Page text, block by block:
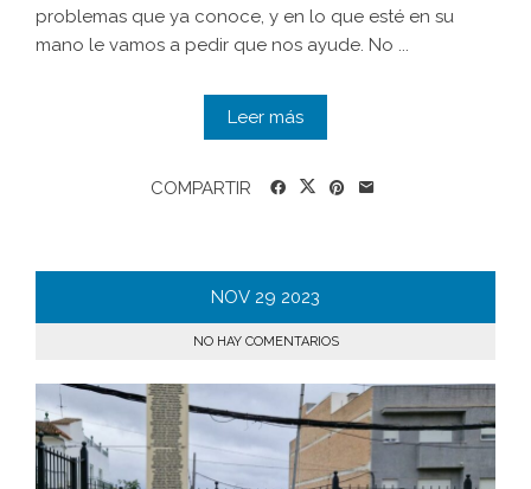
problemas que ya conoce, y en lo que esté en su
mano le vamos a pedir que nos ayude. No ...
Leer más
COMPARTIR
NOV 29 2023
NO HAY COMENTARIOS